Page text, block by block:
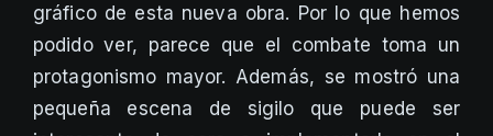
gráfico de esta nueva obra. Por lo que hemos
podido ver, parece que el combate toma un
protagonismo mayor. Además, se mostró una
pequeña escena de sigilo que puede ser